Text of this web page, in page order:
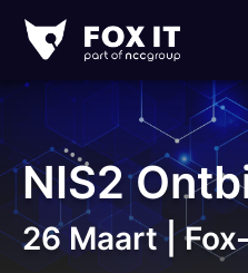
IT
Logo
NIS2
26 Maart |